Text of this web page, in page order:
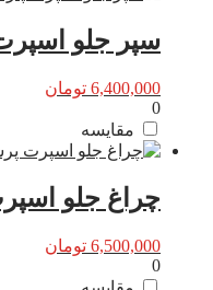
سپر جلو
6,400,000 تومان
0
مقایسه
چراغ جلو
6,500,000 تومان
0